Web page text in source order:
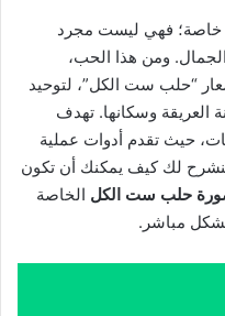
فهي ليست مجرد
ومن هذا الحب،
“حلب ست الكل”، لتوحيد
العريقة وسكانها. تهدف
حيث تقدم أدوات عملية
لك كيف يمكنك أن تكون
حلب ست الكل الخاصة
مباشر.